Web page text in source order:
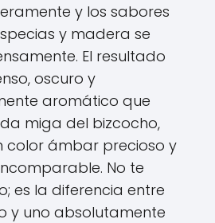
y los sabores
y madera se
El resultado
oscuro y
aromático que
miga del bizcocho,
color ámbar precioso y
No te
es la diferencia entre
y uno absolutamente